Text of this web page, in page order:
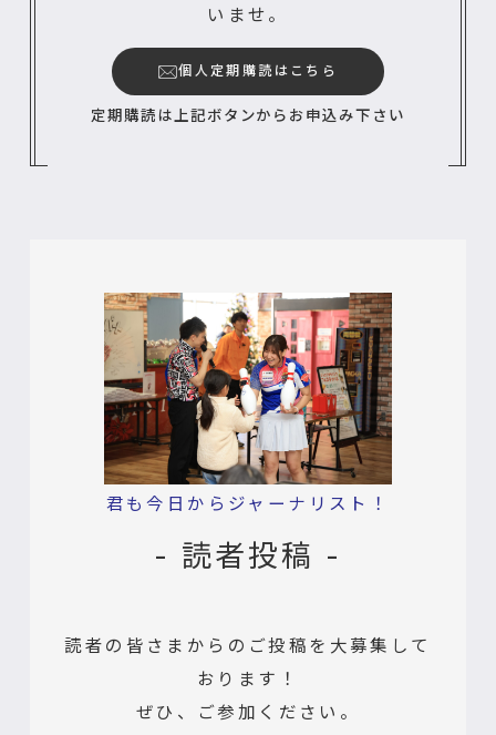
いませ。
個人定期購読はこちら
定期購読は上記ボタンからお申込み下さい
君も今日からジャーナリスト！
- 読者投稿 -
読者の皆さまからのご投稿を大募集して
おります！
ぜひ、ご参加ください。